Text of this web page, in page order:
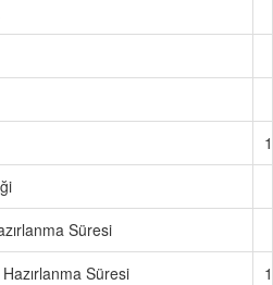
1
Süresi
Süresi
1